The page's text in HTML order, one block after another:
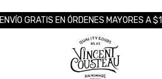
ENVÍO GRATIS EN ÓRDENES MAYORES A